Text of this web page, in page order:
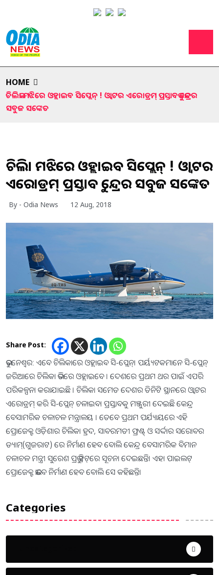
HOME
ଚିଲିକା ମଝିରେ ଓହ୍ଲାଇବ ସିପ୍ଲେନ୍‌ ! ଓ୍ଵାଟର ଏରୋଡ୍ରମ୍ ପ୍ରସ୍ତାବକୁ କେନ୍ଦ୍ରର
ସବୁଜ ସଙ୍କେତ
ଚିଲିକା ମଝିରେ ଓହ୍ଲାଇବ ସିପ୍ଲେନ୍‌ ! ଓ୍ଵାଟର
ଏରୋଡ୍ରମ୍ ପ୍ରସ୍ତାବକୁ କେନ୍ଦ୍ରର ସବୁଜ ସଙ୍କେତ
By - Odia News 12 Aug, 2018
Share Post:
ଭୁବନେଶ୍ବର: ଏବେ ଚିଲିକାରେ ଓହ୍ଲାଇବ ସି-ପ୍ଲେନ୍। ପର୍ୟ୍ୟଟକମାନେ ସି-ପ୍ଲେନ୍
ଜରିଆରେ ଚିଲିକା ଭିତରେ ଓହ୍ଲାଇବେ । ଦେଶରେ ପ୍ରଥମ ଥର ପାଇଁ ଏପରି
ପରିକଳ୍ପନା କରାଯାଇଛି । ଚିଲିକା ସମେତ ଦେଶର ତିନିଟି ସ୍ଥାନରେ ଓ୍ଵାଟର
ଏରୋଡ୍ରମ୍ କରି ସି-ପ୍ଲେନ୍ ଚଳାଇବା ପ୍ରସ୍ତାବକୁ ମଞ୍ଜୁରୀ ଦେଇଛି କେନ୍ଦ୍ର
ବେସାମରିକ ଚଳାଚଳ ମନ୍ତ୍ରାଳୟ । ତେବେ ପ୍ରଥମ ପର୍ଯ୍ୟାୟରେ ଏହି
ପ୍ରୋଜେକ୍ଟ ଓଡ଼ିଶାର ଚିଲିକା ହ୍ରଦ, ସାବରମତୀ ଫ୍ରଣ୍ଟ୍‌ ଓ ସର୍ଦ୍ଦାର ସରୋବର
ଡ୍ୟାମ୍‌(ଗୁଜରାଟ) ରେ ନିର୍ମାଣ ହେବ ବୋଲି କେନ୍ଦ୍ର ବେସାମରିକ ବିମାନ
ଚଳାଚଳ ମନ୍ତ୍ରୀ ସୁରେଶ ପ୍ରଭୁ ଟ୍ୱିଟ୍‌ରେ ସୂଚନା ଦେଇଛନ୍ତି। ଏହା ପାଇଲଟ୍‌
ପ୍ରୋଜେକ୍ଟ ଭାବେ ନିର୍ମାଣ ହେବ ବୋଲି ସେ କହିଛନ୍ତି।
Categories